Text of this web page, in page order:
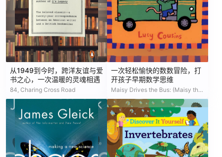
从1949到今时，跨洋友谊与爱
书之心，一次温暖的灵魂相遇
84, Charing Cross Road
一次轻松愉快的数数冒险，打
开孩子早期数学思维
Maisy Drives the Bus: (Maisy the Mouse's Driving Adventure - For Toddlers, Preschoolers, and Kids Ages 2-5)